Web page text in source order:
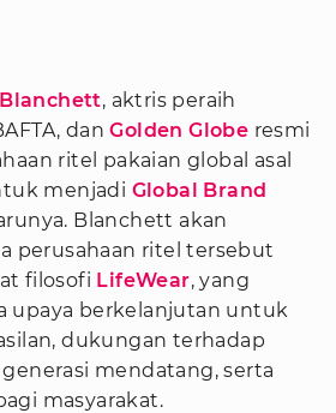
, aktris peraih
danGolden Globe resmi
ritel pakaian global asal
menjadi Global Brand
Blanchett akan
perusahaan ritel tersebut
filosofi LifeWear, yang
upaya berkelanjutan untuk
dukungan terhadap
mendatang, serta
masyarakat.